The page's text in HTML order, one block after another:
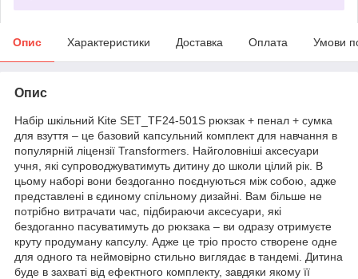
Опис Характеристики Доставка Оплата Умови
Опис
Набір шкільний Kite SET_TF24-501S рюкзак + пенал + сумка
для взуття – це базовий капсульний комплект для навчання в
популярній ліцензії Transformers. Найголовніші аксесуари
учня, які супроводжуватимуть дитину до школи цілий рік. В
цьому наборі вони бездоганно поєднуються між собою, адже
представлені в єдиному спільному дизайні. Вам більше не
потрібно витрачати час, підбираючи аксесуари, які
бездоганно пасуватимуть до рюкзака – ви одразу отримуєте
круту продуману капсулу. Адже це тріо просто створене одне
для одного та неймовірно стильно виглядає в тандемі. Дитина
буде в захваті від ефектного комплекту, завдяки якому її